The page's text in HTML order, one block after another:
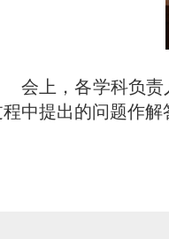
会上，各学科负
中提出的问题作解